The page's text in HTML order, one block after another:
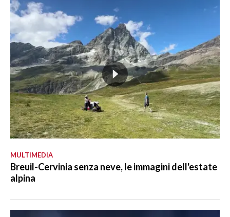
MULTIMEDIA
Breuil-Cervinia senza neve, le immagini dell'estate
alpina